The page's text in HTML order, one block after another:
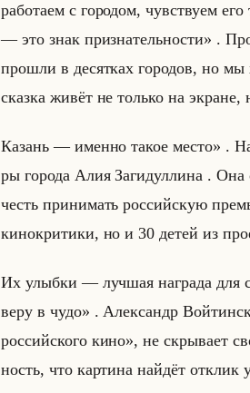
работаем с городом, чувствуем
— это знак признательности» .
прошли в десятках городов, но мы
сказка живёт не только на
Казань — именно такое место» .
ры го­ро­да Алия За­ги­дул­ли­на .
честь принимать российскую
кинокритики, но и 30 детей из
Их улыб­ки — луч­шая на­гра­да для
веру в чудо» . Алек­сандр
российского кино», не скры­ва­ет
ность, что кар­ти­на найдёт